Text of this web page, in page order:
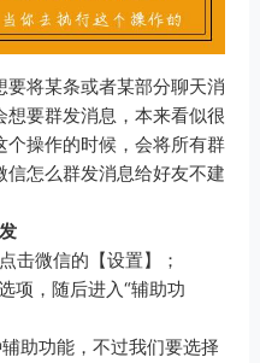
将某条或者某部分聊天消
要群发消息，本来看似很
操作的时候，会将所有群
怎么群发消息给好友不建
击微信的【设置】；
项，随后进入“辅助功
助功能，不过我们要选择